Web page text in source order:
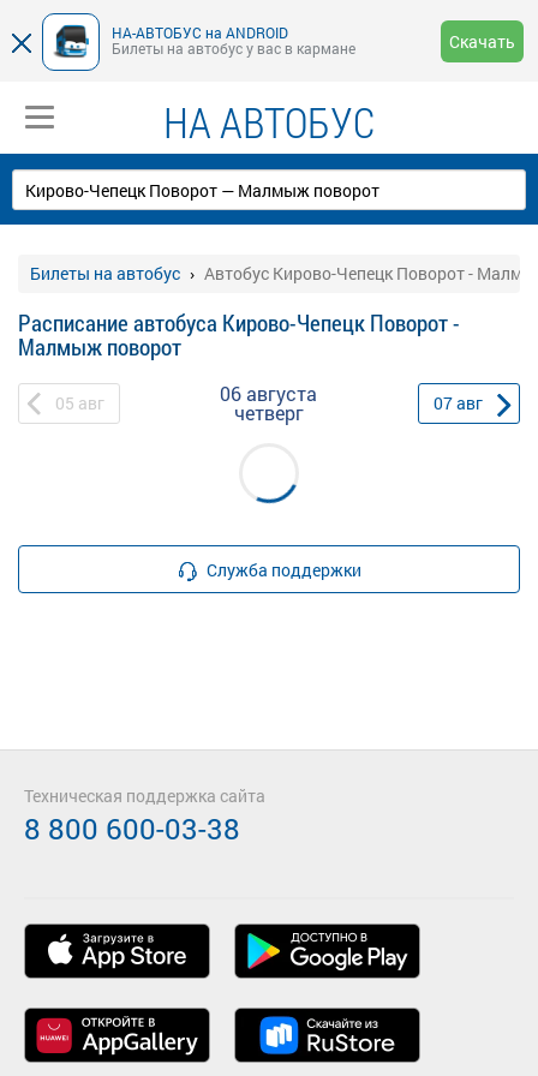
НА-АВТОБУС на ANDROID
Билеты на автобус у вас в кармане
Скачать
НА АВТОБУС
Билеты на автобус Автобус Кирово-Чепецк Поворот -
Расписание автобуса Кирово-Чепецк Поворот -
Малмыж поворот
05 авг 06 августа
четверг 07авг
Служба поддержки
Техническая поддержка сайта
8 800 600-03-38